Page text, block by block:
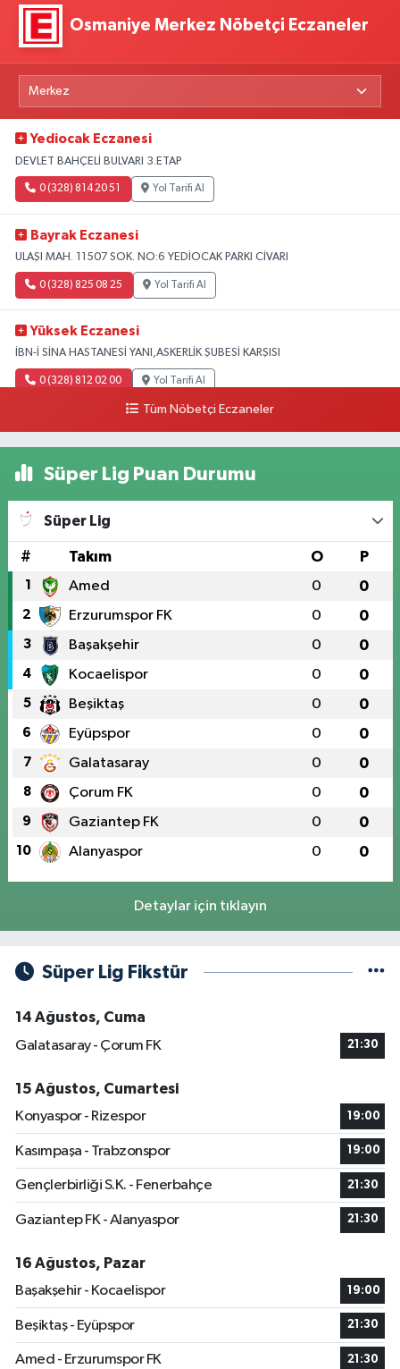
Osmaniye Merkez Nöbetçi Eczaneler
Yediocak Eczanesi
DEVLET BAHÇELİ BULVARI 3.ETAP
0 (328) 814 20 51 Yol Tarifi Al
Bayrak Eczanesi
ULAŞI MAH. 11507 SOK. NO:6 YEDİOCAK PARKI CİVARI
0 (328) 825 08 25 Yol Tarifi Al
Yüksek Eczanesi
İBN-İ SİNA HASTANESİ YANI,ASKERLİK ŞUBESİ KARŞISI
0 (328) 812 02 00 Yol Tarifi Al
Tüm Nöbetçi Eczaneler
Süper Lig Puan Durumu
Süper Lig
# Takım O P
1 Amed 0 0
2 Erzurumspor FK 0 0
3 Başakşehir 0 0
4 Kocaelispor 0 0
5 Beşiktaş 0 0
6 Eyüpspor 0 0
7 Galatasaray 0 0
8 Çorum FK 0 0
9 Gaziantep FK 0 0
10 Alanyaspor 0 0
Detaylar için tıklayın
Süper Lig Fikstür
14 Ağustos, Cuma
Galatasaray - Çorum FK
21:30
15 Ağustos, Cumartesi
Konyaspor - Rizespor
19:00
Kasımpaşa - Trabzonspor 19:00
Gençlerbirliği S.K. - Fenerbahçe 21:30
Gaziantep FK - Alanyaspor 21:30
16 Ağustos, Pazar
Başakşehir - Kocaelispor
19:00
Beşiktaş - Eyüpspor 21:30
Amed - Erzurumspor FK 21:30